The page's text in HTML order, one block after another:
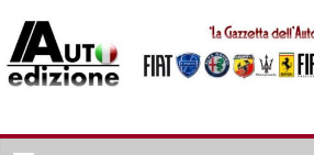
naar
inhoud
Auto